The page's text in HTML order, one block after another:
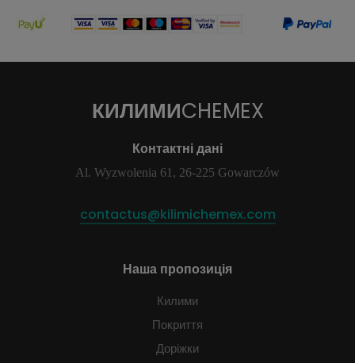
КИЛИМИCHEMEX
Контактні дані
Al. Wyzwolenia 61, 26-225 Gowarczów
contactus@kilimichemex.com
Наша пропозиція
Килими
Покриття
Доріжки